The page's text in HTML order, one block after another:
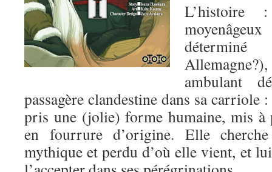
L’histoire
ambulant
passagère clandestine dans sa carriole
pris une (jolie) forme humaine, mis à
en fourrure d’origine. Elle
mythique et perdu d’où elle vient, et